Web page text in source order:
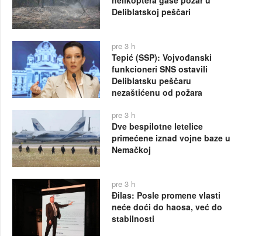
Deliblatskoj peščari
pre 3 h
Tepić (SSP): Vojvođanski
funkcioneri SNS ostavili
Deliblatsku peščaru
nezaštićenu od požara
pre 3 h
Dve bespilotne letelice
primećene iznad vojne baze u
Nemačkoj
pre 3 h
Đilas: Posle promene vlasti
neće doći do haosa, već do
stabilnosti